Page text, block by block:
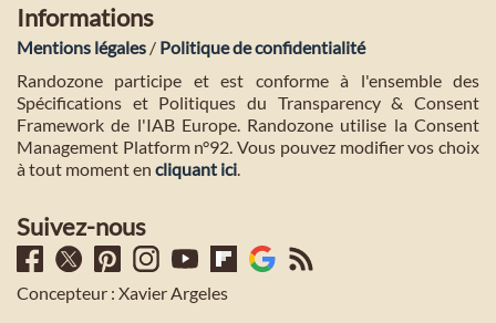
Informations
Mentions légales / Politique de confidentialité
Randozone participe et est conforme à l'ensemble des
Spécifications et Politiques du Transparency & Consent
Framework de l'IAB Europe. Randozone utilise la Consent
Management Platform n°92. Vous pouvez modifier vos choix
à tout moment en cliquant ici.
Suivez-nous
Concepteur : Xavier Argeles